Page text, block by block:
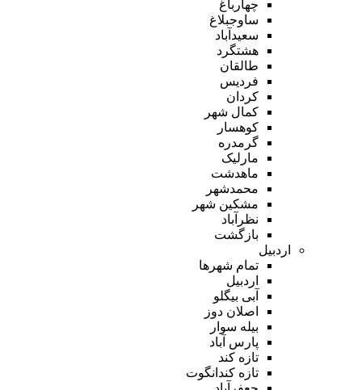
چهارباغ
ساوجبلاغ
سعیدآباد
هشتگرد
طالقان
فردیس
کردان
کمال شهر
کوهسار
گرمدره
مارلیک
ماهدشت
محمدشهر
مشکین شهر
نظرآباد
بازگشت
اردبیل
تمام شهر‌ها
اردبیل
آبی بیگلو
اصلان دوز
بیله سوار
پارس آباد
تازه کند
تازه کندانگوت